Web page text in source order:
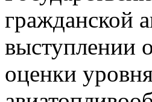
гражданской
выступлении
оценки